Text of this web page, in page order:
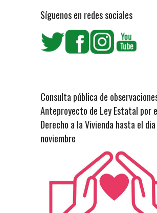
Síguenos en redes sociales
Consulta pública de
Anteproyecto de Ley Estatal por
Derecho a la Vivienda hasta el
noviembre